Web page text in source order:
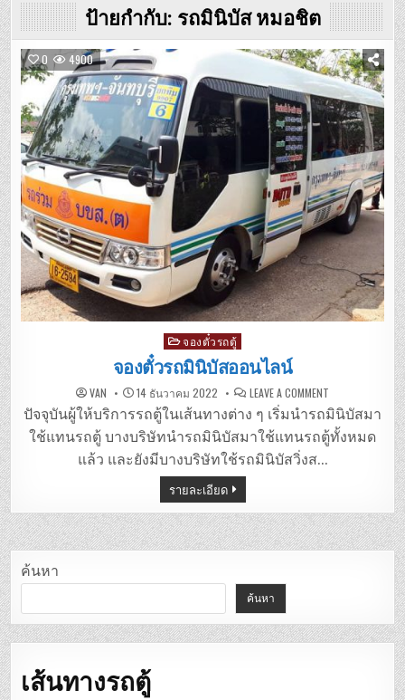
ป้ายกำกับ: รถมินิบัส หมอชิต
0 4900
Posted
in
จองตั๋วรถตู้
จองตั๋วรถมินิบัสออนไลน์
VAN 14 ธันวาคม 2022 LEAVE A COMMENT
ตั๋ว
รถ
มิ
นิ
ปัจจุบันผู้ให้บริการรถตู้ในเส้นทางต่าง ๆ เริ่มนำรถมินิบัสมา
ใช้แทนรถตู้ บางบริษัทนำรถมินิบัสมาใช้แทนรถตู้ทั้งหมด
แล้ว และยังมีบางบริษัทใช้รถมินิบัสวิ่งส…
รายละเอียด
ค้นหา
ค้นหา
เส้นทางรถตู้